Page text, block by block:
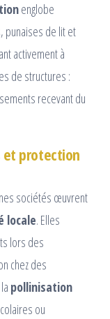
englobe
punaises de lit et
activement à
de structures :
recevant du
et protection
sociétés œuvrent
locale. Elles
lors des
chez des
pollinisation
ou